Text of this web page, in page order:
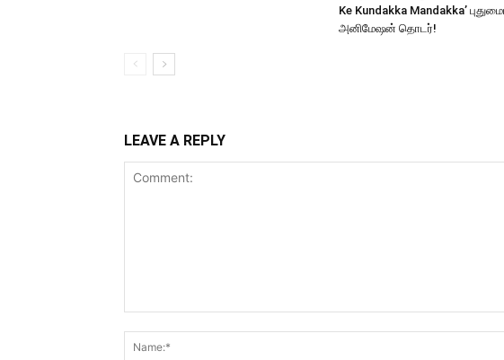
Ke Kundakka Mandakka’
அனிமேஷன் தொடர்!
LEAVE A REPLY